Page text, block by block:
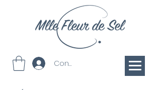
Connection